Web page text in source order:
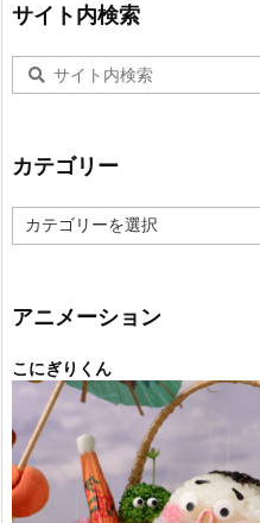
サイト内検索
カテゴリー
テ
ー
アニメーション
こにぎりくん